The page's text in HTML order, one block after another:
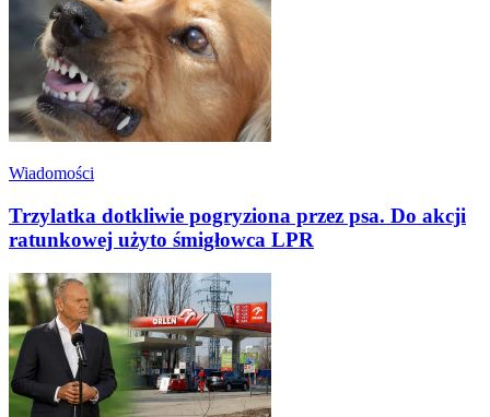
Wiadomości
Trzylatka dotkliwie pogryziona przez psa. Do akcji
ratunkowej użyto śmigłowca LPR